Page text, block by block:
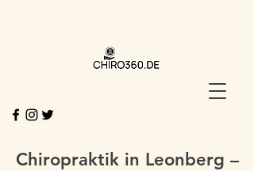
Chiropraktik in Leonberg –